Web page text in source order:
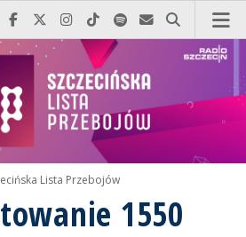
Najlepiej po prostu do nas zadzwoń
Odwiedź nas na Facebook-u
Odwiedź nas na X
Odwiedź nas na Instagram-ie
Odwiedź nas na TikTok-u
Szukaj nas na Spotify
Wyślij do nas
Szukaj
Lista Przebojów
1550